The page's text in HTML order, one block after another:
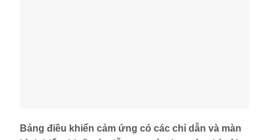
Bảng điều khiển cảm ứng có các chỉ dẫn và màn